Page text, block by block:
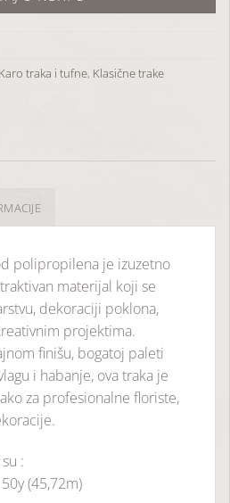
Karo traka i tufne, Klasične trake
polipropilena je izuzetno
materijal koji se
dekoraciji poklona,
projektima.
finišu, bogatoj paleti
i habanje, ovatraka je
za profesionalne floriste,
:
(45,72m)